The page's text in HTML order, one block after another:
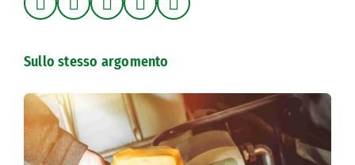
Sullo stesso argomento